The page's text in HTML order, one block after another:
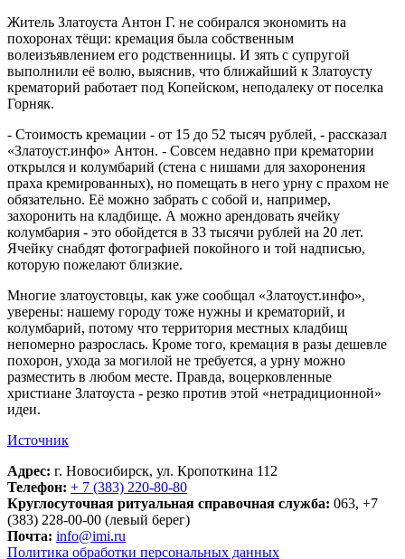
Житель Златоуста Антон Г. не собирался экономить на
похоронах тёщи: кремация была собственным
волеизъявлением его родственницы. И зять с супругой
выполнили её волю, выяснив, что ближайший к Златоусту
крематорий работает под Копейском, неподалеку от поселка
Горняк.
- Стоимость кремации - от 15 до 52 тысяч рублей, - рассказал
«Златоуст.инфо» Антон. - Совсем недавно при крематории
открылся и колумбарий (стена с нишами для захоронения
праха кремированных), но помещать в него урну с прахом не
обязательно. Её можно забрать с собой и, например,
захоронить на кладбище. А можно арендовать ячейку
колумбария - это обойдется в 33 тысячи рублей на 20 лет.
Ячейку снабдят фотографией покойного и той надписью,
которую пожелают близкие.
Многие златоустовцы, как уже сообщал «Златоуст.инфо»,
уверены: нашему городу тоже нужны и крематорий, и
колумбарий, потому что территория местных кладбищ
непомерно разрослась. Кроме того, кремация в разы дешевле
похорон, ухода за могилой не требуется, а урну можно
разместить в любом месте. Правда, воцерковленные
христиане Златоуста - резко против этой «нетрадиционной»
идеи.
Источник
Адрес: г. Новосибирск, ул. Кропоткина 112
Телефон: + 7 (383) 220-80-80
Круглосуточная ритуальная справочная служба: 063, +7
(383) 228-00-00 (левый берег)
Почта: info@imi.ru
Политика обработки персональных данных